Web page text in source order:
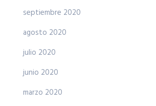
septiembre 2020
agosto 2020
julio 2020
junio 2020
marzo 2020